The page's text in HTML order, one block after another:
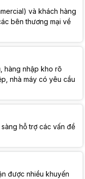
và khách hàng
bên thương mại về
hàng nhập kho rõ
nhà máy có yêu cầu
hỗ trợ các vấn đề
được nhiều khuyến